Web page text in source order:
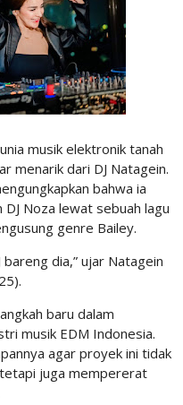
musik elektronik tanah
menarik dari DJ Natagein.
bahwa ia
Noza lewat sebuah lagu
genre Bailey.
bareng dia,” ujar Natagein
baru dalam
musik EDM Indonesia.
agar proyek ini tidak
juga mempererat